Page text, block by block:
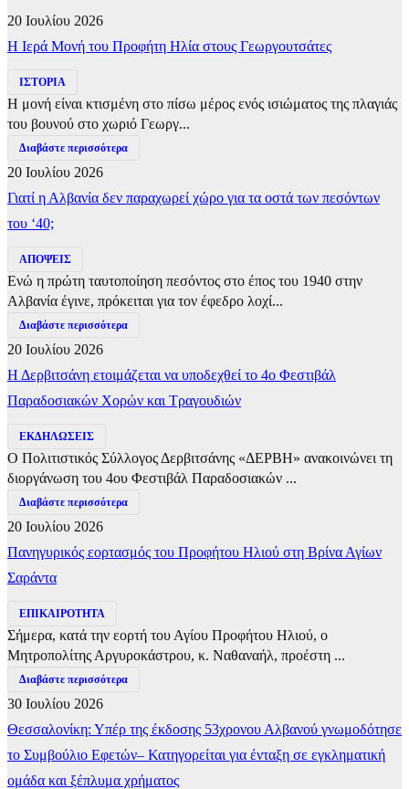
20 Ιουλίου 2026
​Η Ιερά Μονή του Προφήτη Ηλία στους Γεωργουτσάτες
ΙΣΤΟΡΙΑ
Η μονή είναι κτισμένη στο πίσω μέρος ενός ισιώματος της πλαγιάς
του βουνού στο χωριό Γεωργ...
Διαβάστε περισσότερα
20 Ιουλίου 2026
Γιατί η Αλβανία δεν παραχωρεί χώρο για τα οστά των πεσόντων
του ‘40;
ΑΠΟΨΕΙΣ
Ενώ η πρώτη ταυτοποίηση πεσόντος στο έπος του 1940 στην
Αλβανία έγινε, πρόκειται για τον έφεδρο λοχί...
Διαβάστε περισσότερα
20 Ιουλίου 2026
Η Δερβιτσάνη ετοιμάζεται να υποδεχθεί το 4ο Φεστιβάλ
Παραδοσιακών Χορών και Τραγουδιών
ΕΚΔΗΛΩΣΕΙΣ
Ο Πολιτιστικός Σύλλογος Δερβιτσάνης «ΔΕΡΒΗ» ανακοινώνει τη
διοργάνωση του 4ου Φεστιβάλ Παραδοσιακών ...
Διαβάστε περισσότερα
20 Ιουλίου 2026
Πανηγυρικός εορτασμός του Προφήτου Ηλιού στη Βρίνα Αγίων
Σαράντα
ΕΠΙΚΑΙΡΟΤΗΤΑ
Σήμερα, κατά την εορτή του Αγίου Προφήτου Ηλιού, ο
Μητροπολίτης Αργυροκάστρου, κ. Ναθαναήλ, προέστη ...
Διαβάστε περισσότερα
30 Ιουλίου 2026
Θεσσαλονίκη: Υπέρ της έκδοσης 53χρονου Αλβανού γνωμοδότησε
το Συμβούλιο Εφετών– Κατηγορείται για ένταξη σε εγκληματική
ομάδα και ξέπλυμα χρήματος